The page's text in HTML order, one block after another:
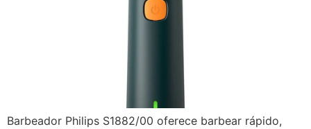
Barbeador Philips S1882/00 oferece barbear rápido,